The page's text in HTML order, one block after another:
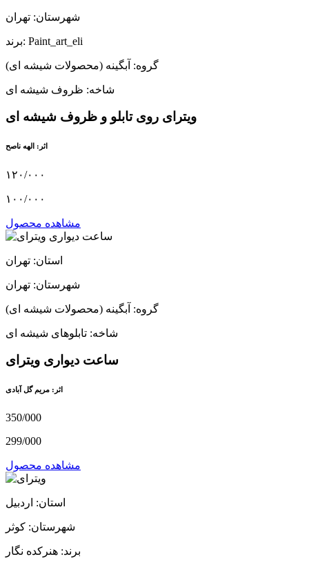
شهرستان: تهران
برند: Paint_art_eli
گروه: آبگینه (محصولات شیشه ای)
شاخه: ظروف شیشه ای
ویترای روی تابلو و ظروف شیشه ای
اثر: الهه ناصح
۱۲۰/۰۰۰
۱۰۰/۰۰۰
مشاهده محصول
استان: تهران
شهرستان: تهران
گروه: آبگینه (محصولات شیشه ای)
شاخه: تابلوهای شیشه ای
ساعت دیواری ویترای
اثر: مریم گل آبادی
350/000
299/000
مشاهده محصول
استان: اردبیل
شهرستان: کوثر
برند: هنرکده نگار